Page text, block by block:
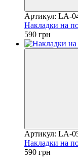
Артикул: LA-
Накладки на
590 грн
Артикул: LA-
Накладки на
590 грн